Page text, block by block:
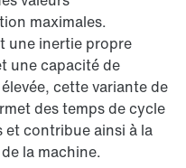
DDI
maximales.
une inertie propre
une capacité de
cette variante de
des temps de cycle
et contribue ainsi à la
la machine.